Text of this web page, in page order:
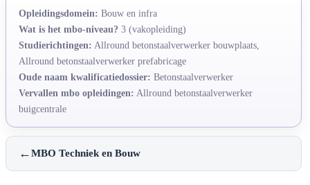
Opleidingsdomein: Bouw en infra
Wat is het mbo-niveau? 3 (vakopleiding)
Studierichtingen: Allround betonstaalverwerker bouwplaats,
Allround betonstaalverwerker prefabricage
Oude naam kwalificatiedossier: Betonstaalverwerker
Vervallen mbo opleidingen: Allround betonstaalverwerker
buigcentrale
←MBO Techniek en Bouw